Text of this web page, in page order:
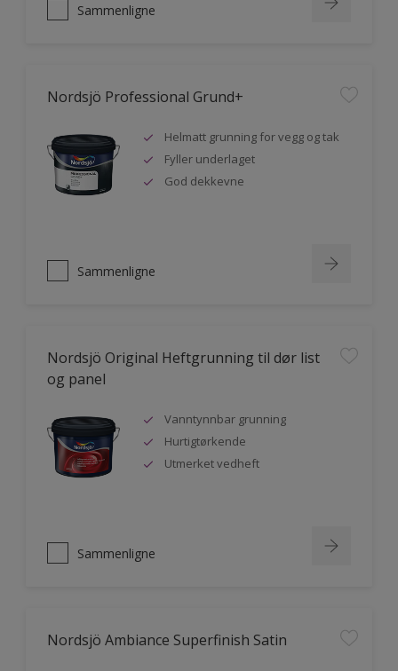
Sammenligne
Nordsjö Professional Grund+
Helmatt grunning for vegg og tak
Fyller underlaget
God dekkevne
Sammenligne
Nordsjö Original Heftgrunning til dør list
og panel
Vanntynnbar grunning
Hurtigtørkende
Utmerket vedheft
Sammenligne
Nordsjö Ambiance Superfinish Satin